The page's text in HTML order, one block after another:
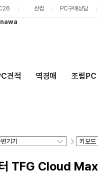
싼컴 PC구매상담
견적 역경매 조립PC
TFG Cloud